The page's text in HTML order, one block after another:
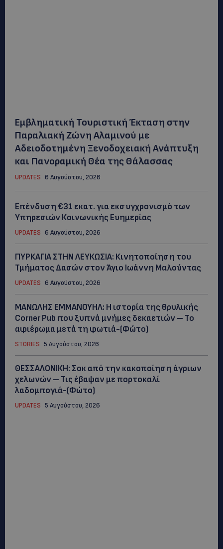
Εμβληματική Τουριστική Έκταση στην
Παραλιακή Ζώνη Αλαμινού με
Αδειοδοτημένη Ξενοδοχειακή Ανάπτυξη
και Πανοραμική Θέα της Θάλασσας
UPDATES 6 Αυγούστου, 2026
Επένδυση €31 εκατ. για εκσυγχρονισμό των
Υπηρεσιών Κοινωνικής Ευημερίας
UPDATES 6 Αυγούστου, 2026
ΠΥΡΚΑΓΙΑ ΣΤΗΝ ΛΕΥΚΩΣΙΑ: Κινητοποίηση του
Τμήματος Δασών στον Άγιο Ιωάννη Μαλούντας
UPDATES 6 Αυγούστου, 2026
ΜΑΝΩΛΗΣ ΕΜΜΑΝΟΥΗΛ: Η ιστορία της θρυλικής
Corner Pub που ξυπνά μνήμες δεκαετιών – Το
αφιέρωμα μετά τη φωτιά-(Φώτο)
STORIES 5 Αυγούστου, 2026
ΘΕΣΣΑΛΟΝΙΚΗ: Σοκ από την κακοποίηση άγριων
χελωνών – Τις έβαψαν με πορτοκαλί
λαδομπογιά-(Φώτο)
UPDATES 5 Αυγούστου, 2026